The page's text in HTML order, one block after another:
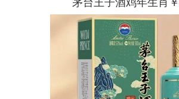
茅台王子酒鸡年生肖￥